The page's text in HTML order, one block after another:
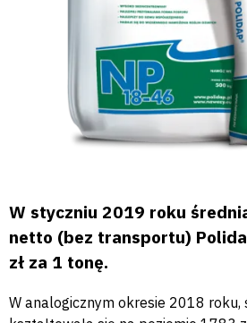
W styczniu 2019 roku
netto (bez transportu)
zł za 1 tonę.
W analogicznym okresie 2018 roku,